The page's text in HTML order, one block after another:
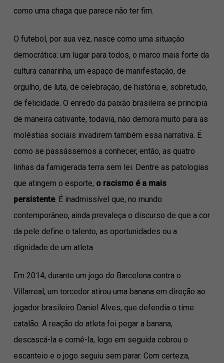
como uma chaga que parece não ter fim.
O futebol, por sua vez, nasce como uma situação
democrática: um lugar para todos, o marco mais forte da
cultura canarinha, um espaço de manifestação, de
orgulho, de luta, de celebração, de história e, sobretudo,
de felicidade. O enredo da paixão brasileira se principia
de maneira cativante, todavia, não demora muito para as
moléstias sociais invadirem também essa narrativa. É
como se passássemos a conhecer, então, as quatro
linhas da famigerada terra sem lei. Dentre as patologias
que atingem o esporte, o racismo é a mais
persistente. É inadmissível que, no mundo
contemporâneo, ainda prevaleça o discurso de que a cor
da pele define o talento, as oportunidades ou a
dignidade de um atleta.
Em 2014, durante um jogo do Barcelona contra o
Villarreal, um torcedor atirou uma banana em direção ao
jogador brasileiro Daniel Alves, que defendia o time
catalão. A reação do atleta foi pegar a banana,
descascá-la e comê-la, logo em seguida cobrou o
escanteio e o jogo seguiu sem parar. Com certeza,